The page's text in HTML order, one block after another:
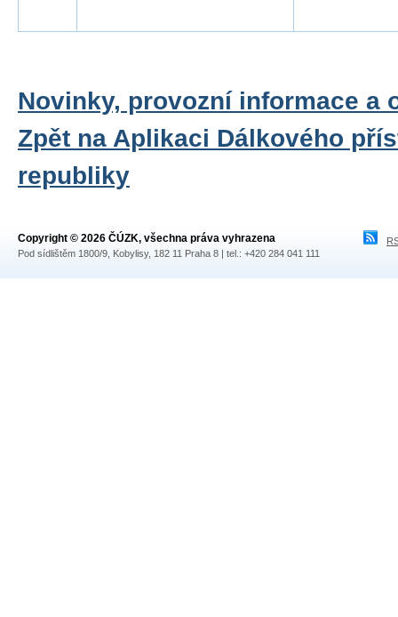
Novinky, provozní informace a
Zpět na Aplikaci Dálkového
republiky
Copyright © 2026 ČÚZK, všechna práva vyhrazena
Pod sídlištěm 1800/9, Kobylisy, 182 11 Praha 8 | tel.: +420 284 041 111